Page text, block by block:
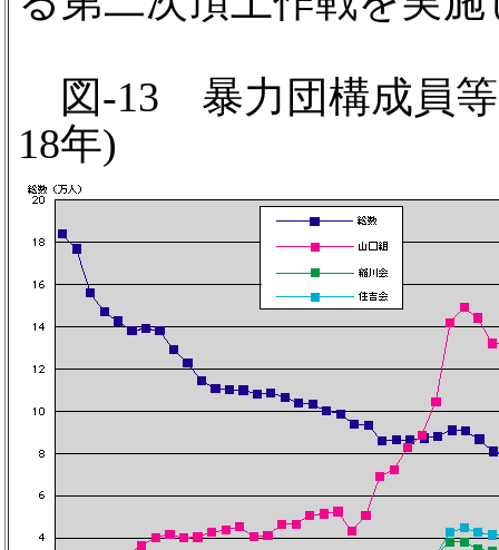
図-13 暴力団構成員等
18年)